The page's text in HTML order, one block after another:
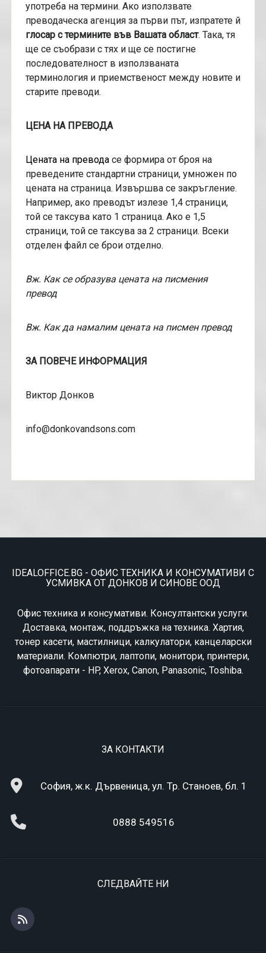
употреба на термини. Ако използвате
преводаческа агенция за първи път, изпратете й
глосар с термините във Вашата област. Така, тя
ще се съобрази с тях и ще се постигне
последователност в използваната
терминология и приемственост между новите и
старите преводи.
ЦЕНА НА ПРЕВОДА
Цената на преводасе формира от броя на
преведените стандартни страници, умножен по
цената на страница. Извършва се закръгление.
Например, ако преводът излезе 1,4 страници,
той се таксува като 1 страница. Ако е 1,5
страници, той се таксува за 2 страници. Всеки
отделен файл се брои отделно.
Вж. Как се образува цената на писмения
превод
Вж. Как да намалим цената на писмен превод
ЗА ПОВЕЧЕ ИНФОРМАЦИЯ
Виктор Донков
info@donkovandsons.com
IDEALOFFICE.BG - ОФИС ТЕХНИКА И КОНСУМАТИВИ С
УСМИВКА ОТ ДОНКОВ И СИНОВЕ ООД
Офис техника и консумативи. Консултантски услуги.
Доставка, монтаж, поддръжка на техника. Хартия,
тонер касети, мастилници, калкулатори, канцеларски
материали. Компютри, лаптопи, монитори, принтери,
фотоапарати - HP, Xerox, Canon, Panasonic, Toshiba.
ЗА КОНТАКТИ
София, ж.к. Дървеница, ул. Тр. Станоев, бл. 1
0888 549516
СЛЕДВАЙТЕ НИ